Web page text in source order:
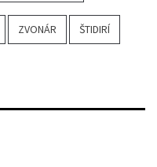
ZVONÁR ŠTIDIRÍ